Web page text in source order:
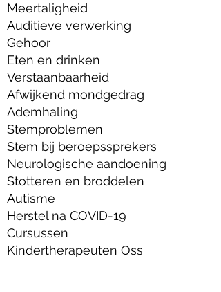
Meertaligheid
Auditieve verwerking
Gehoor
Eten en drinken
Verstaanbaarheid
Afwijkend mondgedrag
Ademhaling
Stemproblemen
Stem bij beroepssprekers
Neurologische aandoening
Stotteren en broddelen
Autisme
Herstel na COVID-19
Cursussen
Kindertherapeuten Oss